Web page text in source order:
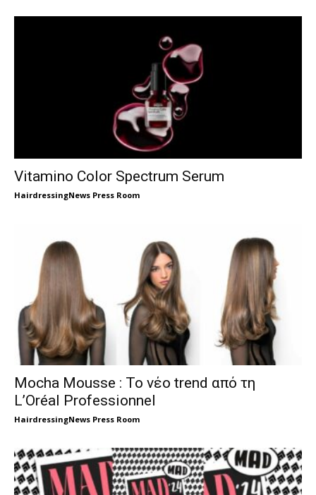
Vitamino Color Spectrum Serum
HairdressingNews Press Room
Mocha Mousse : Το νέο trend από τη
L’Oréal Professionnel
HairdressingNews Press Room